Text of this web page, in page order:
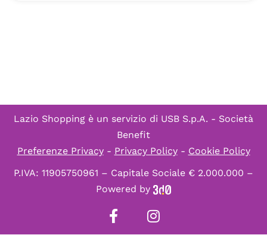
Lazio Shopping è un servizio di USB S.p.A. - Società
Benefit
Preferenze Privacy- Privacy Policy- Cookie Policy
P.IVA: 11905750961 – Capitale Sociale € 2.000.000 –
Powered by